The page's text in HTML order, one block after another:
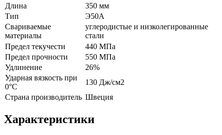
Длина
350 мм
Тип
Э50А
Свариваемые
материалы
углеродистые и низколегированные
стали
Предел текучести
440 МПа
Предел прочности
550 МПа
Удлинение
26%
Ударная вязкость при
0°C
130 Дж/см2
Страна производитель Швеция
Характеристики